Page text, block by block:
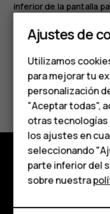
media
personas
HMD
Comprar
Mi cuenta
inferior de la pantalla
¿Te ha parecido
Sí No
Comprar
Ajustes de
Utilizamos
para mejorar tu
personalización
"Aceptar todas",
otras tecnologías
los ajustes en
seleccionando
parte inferior del
sobre nuestra